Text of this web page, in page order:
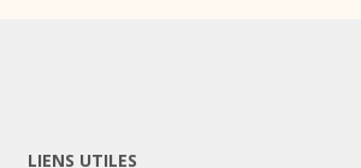
LIENS UTILES